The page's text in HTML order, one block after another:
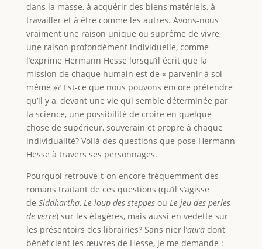
dans la masse, à acquérir des biens matériels, à
travailler et à être comme les autres. Avons-nous
vraiment une raison unique ou suprême de vivre,
une raison profondément individuelle, comme
l’exprime Hermann Hesse lorsqu’il écrit que la
mission de chaque humain est de « parvenir à soi-
même »? Est-ce que nous pouvons encore prétendre
qu’il y a, devant une vie qui semble déterminée par
la science, une possibilité de croire en quelque
chose de supérieur, souverain et propre à chaque
individualité? Voilà des questions que pose Hermann
Hesse à travers ses personnages.
Pourquoi retrouve-t-on encore fréquemment des
romans traitant de ces questions (qu’il s’agisse
de Siddhartha, Le loup des steppesou Le jeu des perles
de verre) sur les étagères, mais aussi en vedette sur
les présentoirs des librairies? Sans nier l’auradont
bénéficient les œuvres de Hesse, je me demande :